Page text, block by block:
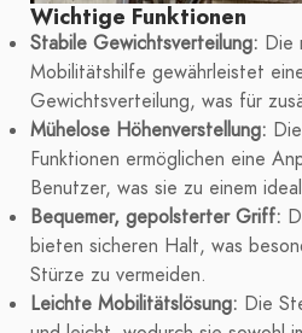
Wichtige Funktionen
Stabile Gewichtsverteilung: Die
Mobilitätshilfe gewährleistet
Gewichtsverteilung, was für
Mühelose Höhenverstellung:
Funktionen ermöglichen eine
Benutzer, was sie zu einem
Bequemer, gepolsterter Griff:
bieten sicheren Halt, was
Stürze zu vermeiden.
Leichte Mobilitätslösung: Die